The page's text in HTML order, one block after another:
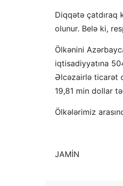
Diqqətə çatdıraq
olunur. Belə ki,
Ölkənini
iqtisadiyyatına
Əlcəzairlə ticarət
19,81 min dollar
Ölkələrimiz
JAMİN